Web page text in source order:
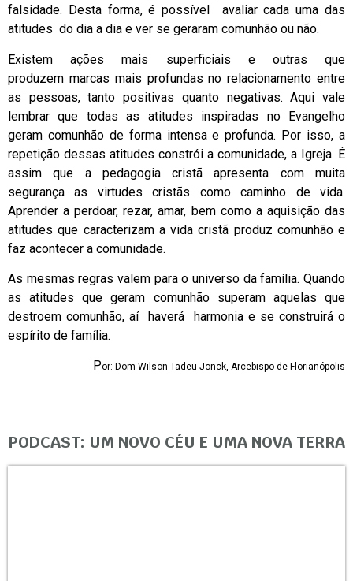
falsidade. Desta forma, é possível avaliar cada uma das
atitudes do dia a dia e ver se geraram comunhão ou não.
Existem ações mais superficiais e outras que
produzem marcas mais profundas no relacionamento entre
as pessoas, tanto positivas quanto negativas. Aqui vale
lembrar que todas as atitudes inspiradas no Evangelho
geram comunhão de forma intensa e profunda. Por isso, a
repetição dessas atitudes constrói a comunidade, a Igreja. É
assim que a pedagogia cristã apresenta com muita
segurança as virtudes cristãs como caminho de vida.
Aprender a perdoar, rezar, amar, bem como a aquisição das
atitudes que caracterizam a vida cristã produz comunhão e
faz acontecer a comunidade.
As mesmas regras valem para o universo da família. Quando
as atitudes que geram comunhão superam aquelas que
destroem comunhão, aí haverá harmonia e se construirá o
espírito de família.
Por: Dom Wilson Tadeu Jönck, Arcebispo de Florianópolis
PODCAST: UM NOVO CÉU E UMA NOVA TERRA